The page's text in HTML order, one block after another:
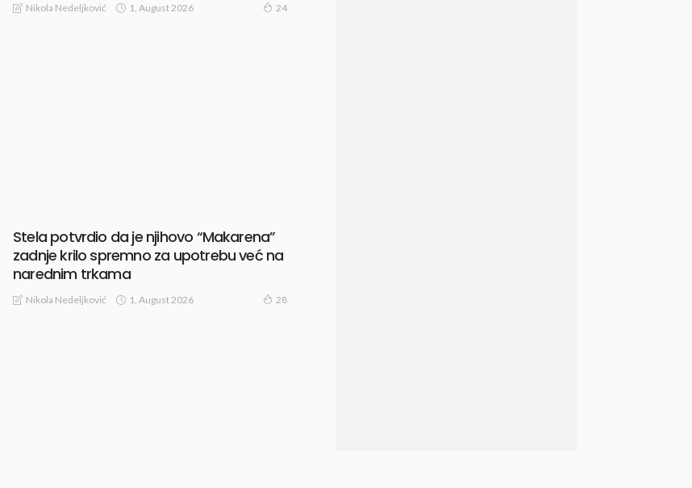
Nikola Nedeljković 1, August 2026 24
Stela potvrdio da je njihovo “Makarena”
zadnje krilo spremno za upotrebu već na
narednim trkama
Nikola Nedeljković 1, August 2026 28